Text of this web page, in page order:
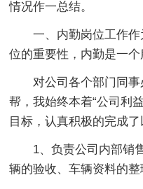
情况作一总结。
一、内勤岗位工作作
位的重要性，内勤是一
对公司各个部门同事
帮，我始终本着“公司利
目标，认真积极的完成了
1、负责公司内部销售
辆的验收、车辆资料的整